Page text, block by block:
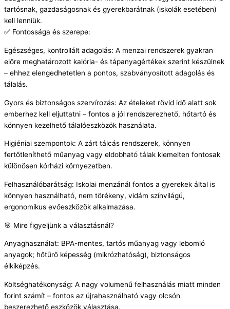
tartósnak, gazdaságosnak és gyerekbarátnak (iskolák esetében)
kell lenniük.
✅ Fontossága és szerepe:
Egészséges, kontrollált adagolás: A menzai rendszerek gyakran
előre meghatározott kalória- és tápanyagértékek szerint készülnek
– ehhez elengedhetetlen a pontos, szabványosított adagolás és
tálalás.
Gyors és biztonságos szervírozás: Az ételeket rövid idő alatt sok
emberhez kell eljuttatni – fontos a jól rendszerezhető, hőtartó és
könnyen kezelhető tálalóeszközök használata.
Higiéniai szempontok: A zárt tálcás rendszerek, könnyen
fertőtleníthető műanyag vagy eldobható tálak kiemelten fontosak
különösen kórházi környezetben.
Felhasználóbarátság: Iskolai menzánál fontos a gyerekek által is
könnyen használható, nem törékeny, vidám színvilágú,
ergonomikus evőeszközök alkalmazása.
🎯 Mire figyeljünk a választásnál?
Anyaghasználat: BPA-mentes, tartós műanyag vagy lebomló
anyagok; hőtűrő képesség (mikrózhatóság), biztonságos
élkiképzés.
Költséghatékonyság: A nagy volumenű felhasználás miatt minden
forint számít – fontos az újrahasználható vagy olcsón
beszerezhető eszközök választása.